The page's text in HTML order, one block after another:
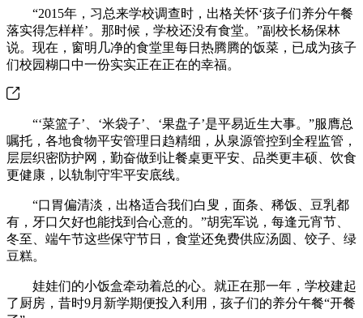
“2015年，习总来学校调查时，出格关怀‘孩子们养分午餐
落实得怎样样’。那时候，学校还没有食堂。”副校长杨保林
说。现在，窗明几净的食堂里每日热腾腾的饭菜，已成为孩子
们校园糊口中一份实实正在正在的幸福。
“‘菜篮子’、‘米袋子’、‘果盘子’是平易近生大事。”服膺总
嘱托，各地食物平安管理日趋精细，从泉源管控到全程监管，
层层织密防护网，勤奋做到让餐桌更平安、品类更丰硕、饮食
更健康，以轨制守牢平安底线。
“口胃偏清淡，出格适合我们白叟，面条、稀饭、豆乳都
有，牙口欠好也能找到合心意的。”胡宪军说，每逢元宵节、
冬至、端午节这些保守节日，食堂还免费供应汤圆、饺子、绿
豆糕。
娃娃们的小饭盒牵动着总的心。就正在那一年，学校建起
了厨房，昔时9月新学期便投入利用，孩子们的养分午餐“开餐